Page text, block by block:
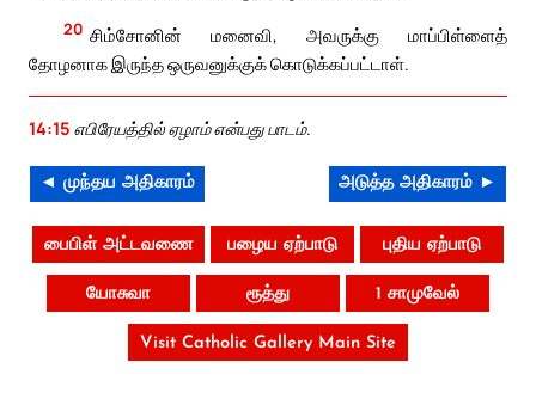
20 சிம்சோனின் மனைவி, அவருக்கு மாப்பிள்ளைத்
தோழனாக இருந்த ஒருவனுக்குக் கொடுக்கப்பட்டாள்.
14:15 எபிரேயத்தில் ஏழாம் என்பது பாடம்.
◄ முந்தய அதிகாரம் அடுத்த அதிகாரம் ►
பைபிள் அட்டவணை பழைய ஏற்பாடு புதிய ஏற்பாடு
யோசுவா ரூத்து 1 சாமுவேல்
Visit Catholic Gallery Main Site